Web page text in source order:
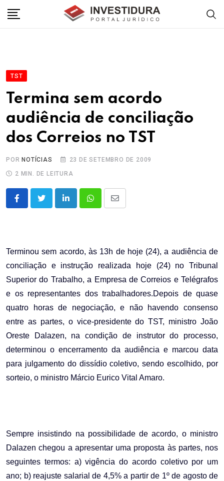
TST
Termina sem acordo
audiência de conciliação
dos Correios no TST
POR NOTÍCIAS
23 DE SETEMBRO DE 2009
2 MIN. DE LEITURA
LinkedInWhatsappShare
Terminou sem acordo, às 13h de hoje (24), a audiência de
conciliação e instrução realizada hoje (24) no Tribunal
Superior do Trabalho, a Empresa de Correios e Telégrafos
e os representantes dos trabalhadores.Depois de quase
quatro horas de negociação, e não havendo consenso
entre as partes, o vice-presidente do TST, ministro João
Oreste Dalazen, na condição de instrutor do processo,
determinou o encerramento da audiência e marcou data
para julgamento do dissídio coletivo, sendo escolhido, por
sorteio, o ministro Márcio Eurico Vital Amaro.
Sempre insistindo na possibilidade de acordo, o ministro
Dalazen chegou a apresentar uma proposta às partes, nos
seguintes termos: a) vigência do acordo coletivo por um
ano; b) reajuste salarial de 4,5% a partir de 1º de agosto de